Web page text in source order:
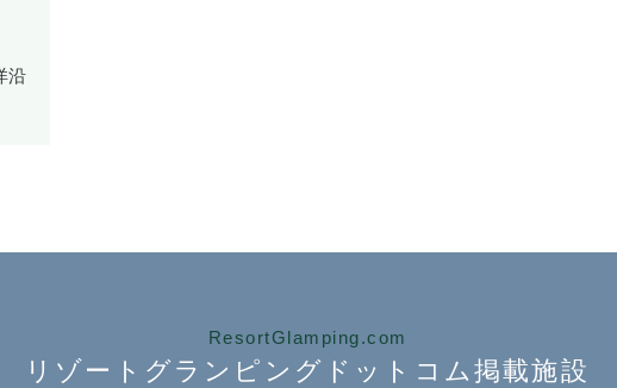
沿
ResortGlamping.com
リゾートグランピング ドットコム掲載施設